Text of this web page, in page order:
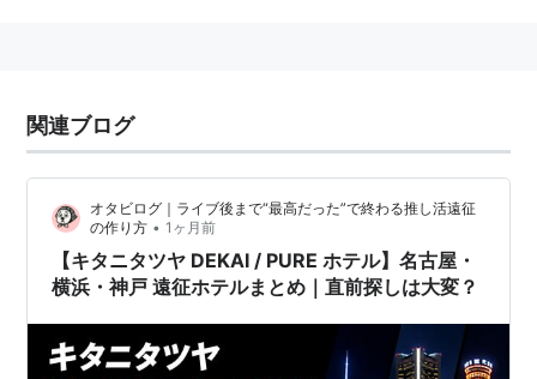
関連ブログ
オタビログ｜ライブ後まで“最高だった”で終わる推し活遠征
の作り方 • 1ヶ月前
【キタニタツヤ DEKAI / PURE ホテル】名古屋・
横浜・神戸 遠征ホテルまとめ｜直前探しは大変？